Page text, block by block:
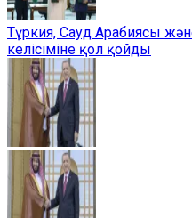
Түркия, Сауд Арабиясы
келісіміне қол қойды